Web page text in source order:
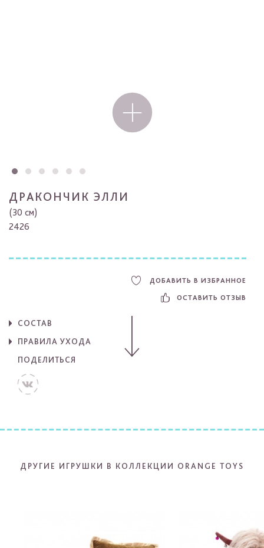
ДРАКОНЧИК ЭЛЛИ
(30 см)
2426
ДОБАВИТЬ В ИЗБРАННОЕ
ОСТАВИТЬ ОТЗЫВ
СОСТАВ
ПРАВИЛА УХОДА
ПОДЕЛИТЬСЯ
ДРУГИЕ ИГРУШКИ В КОЛЛЕКЦИИ ORANGE TOYS